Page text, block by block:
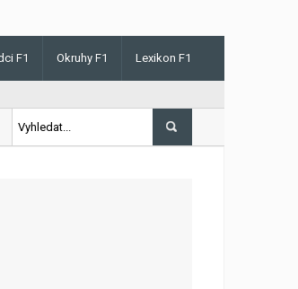
F1 Okruhy F1 Lexikon F1
vyhrál kvalifikaci